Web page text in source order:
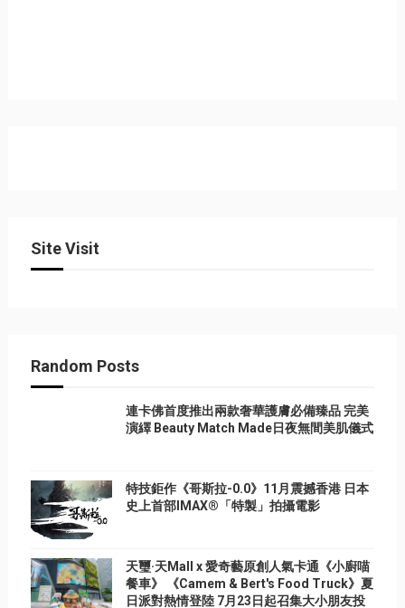
Site Visit
Random Posts
連卡佛首度推出兩款奢華護膚必備臻品 完美
演繹 Beauty Match Made日夜無間美肌儀式
特技鉅作《哥斯拉-0.0》11月震撼香港 日本
史上首部IMAX®「特製」拍攝電影
天璽·天Mall x 愛奇藝原創人氣卡通《小廚喵
餐車》 《Camem & Bert's Food Truck》夏
日派對熱情登陸 7月23日起召集大小朋友投